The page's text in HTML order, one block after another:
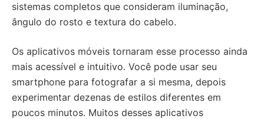
sistemas completos que consideram iluminação,
ângulo do rosto e textura do cabelo.
Os aplicativos móveis tornaram esse processo ainda
mais acessível e intuitivo. Você pode usar seu
smartphone para fotografar a si mesma, depois
experimentar dezenas de estilos diferentes em
poucos minutos. Muitos desses aplicativos